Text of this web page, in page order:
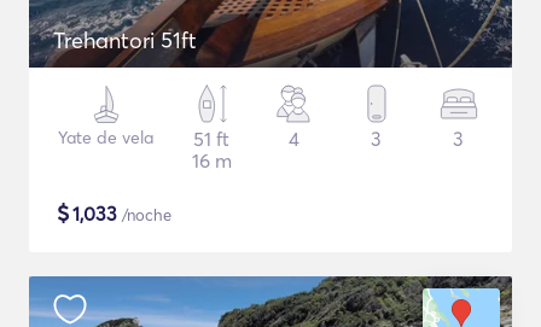
Trehantori 51ft
Yate de vela
51 ft
16 m
4 3 3
$1,033 /noche